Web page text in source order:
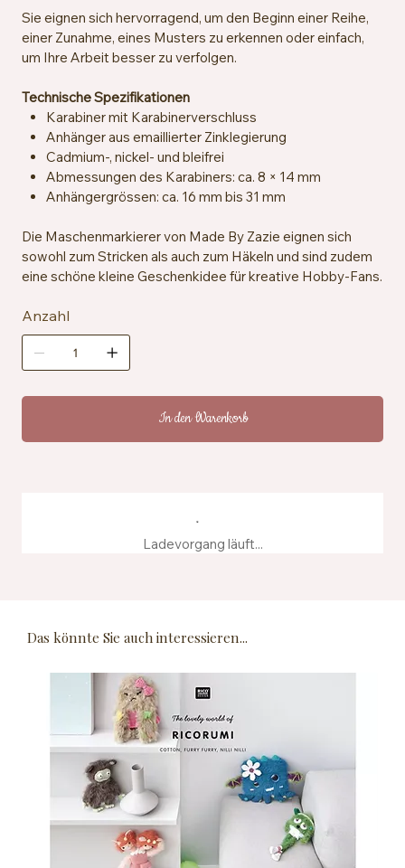
Sie eignen sich hervorragend, um den Beginn einer Reihe,
einer Zunahme, eines Musters zu erkennen oder einfach,
um Ihre Arbeit besser zu verfolgen.
Technische Spezifikationen
Karabiner mit Karabinerverschluss
Anhänger aus emaillierter Zinklegierung
Cadmium-, nickel- und bleifrei
Abmessungen des Karabiners: ca. 8 × 14 mm
Anhängergrössen: ca. 16 mm bis 31 mm
Die Maschenmarkierer von Made By Zazie eignen sich
sowohl zum Stricken als auch zum Häkeln und sind zudem
eine schöne kleine Geschenkidee für kreative Hobby-Fans.
Anzahl
In den Warenkorb
Ladevorgang läuft...
Das könnte Sie auch interessieren...